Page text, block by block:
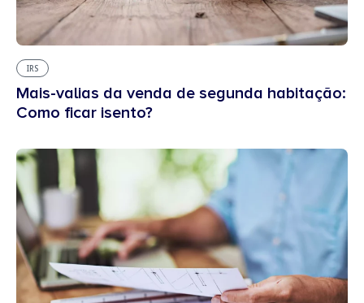
IRS
Mais-valias da venda de segunda habitação:
Como ficar isento?